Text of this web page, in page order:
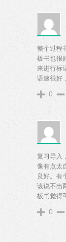
整个过程
板书也很
来进行标
语速很好
0
复习导入
像有点太
良好。有
该说不出
板书觉得
0